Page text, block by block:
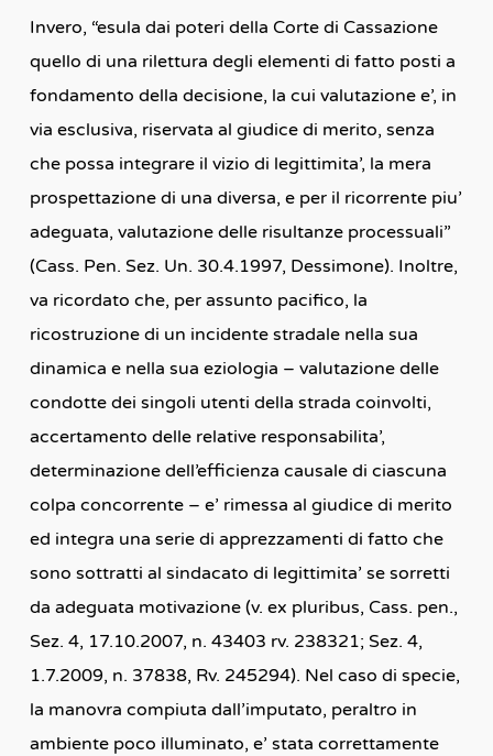
Invero, “esula dai poteri della Corte di Cassazione
quello di una rilettura degli elementi di fatto posti a
fondamento della decisione, la cui valutazione e’, in
via esclusiva, riservata al giudice di merito, senza
che possa integrare il vizio di legittimita’, la mera
prospettazione di una diversa, e per il ricorrente piu’
adeguata, valutazione delle risultanze processuali”
(Cass. Pen. Sez. Un. 30.4.1997, Dessimone). Inoltre,
va ricordato che, per assunto pacifico, la
ricostruzione di un incidente stradale nella sua
dinamica e nella sua eziologia – valutazione delle
condotte dei singoli utenti della strada coinvolti,
accertamento delle relative responsabilita’,
determinazione dell’efficienza causale di ciascuna
colpa concorrente – e’ rimessa al giudice di merito
ed integra una serie di apprezzamenti di fatto che
sono sottratti al sindacato di legittimita’ se sorretti
da adeguata motivazione (v. ex pluribus, Cass. pen.,
Sez. 4, 17.10.2007, n. 43403 rv. 238321; Sez. 4,
1.7.2009, n. 37838, Rv. 245294). Nel caso di specie,
la manovra compiuta dall’imputato, peraltro in
ambiente poco illuminato, e’ stata correttamente